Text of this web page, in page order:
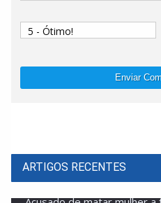
Enviar
ARTIGOS RECENTES